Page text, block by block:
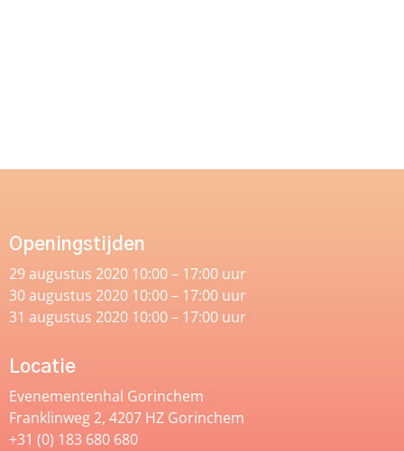
Openingstijden
29 augustus 2020 10:00 – 17:00 uur
30 augustus 2020 10:00 – 17:00 uur
31 augustus 2020 10:00 – 17:00 uur
Locatie
Evenementenhal Gorinchem
Franklinweg 2, 4207 HZ Gorinchem
+31 (0) 183 680 680